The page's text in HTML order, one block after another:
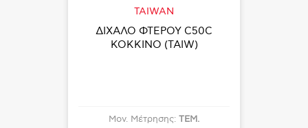
TAIWAN
ΔΙΧΑΛΟ ΦΤΕΡΟΥ C50C
ΚΟΚΚΙΝΟ (TAIW)
Μον. Μέτρησης: ΤΕΜ.